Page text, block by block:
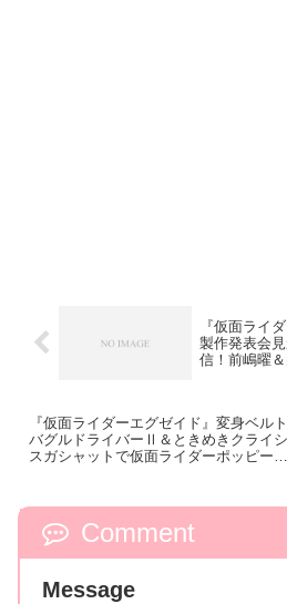
『仮面ライ
製作発表会
信！前嶋曜
『仮面ライダーエグゼイド』変身ベルト
バグルドライバーⅡ＆ときめきクライシ
スガシャットで仮面ライダーポッピーに
Comment
Message